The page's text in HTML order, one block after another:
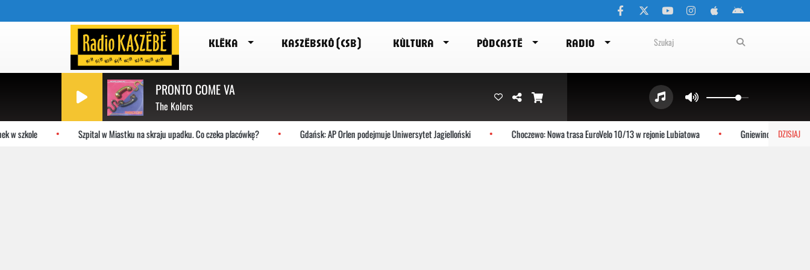
KLËKA KASZËBSKÔ (CSB) KÙLTURA PÒDCASTË RADIO
PRONTO COME VA
The Kolors
DZISIAJ
w szkole Szpital w Miastku na skraju upadku. Co czeka placówkę? Gdańsk: AP Orlen podejmuje Uniwersytet Jagielloński Choczewo: Nowa trasa EuroVelo 10/13 w rejonie Lubiatowa Gniewino: Stolem